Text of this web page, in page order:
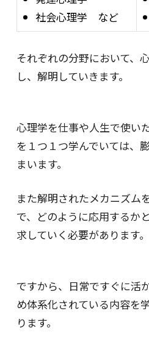
社会心理学 など
それぞれの分野において、
し、解明していきます。
心理学を仕事や人生で使い
を１つ１つ学んでいては、
まいます。
また解明されたメカニズム
で、どのように応用するか
求していく必要があります。
ですから、日常ですぐに活
め体系化されている内容を
ります。